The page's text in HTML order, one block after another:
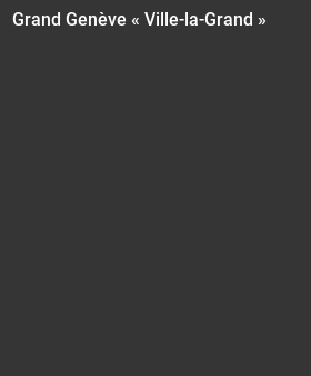
Grand Genève « Ville-la-Grand »